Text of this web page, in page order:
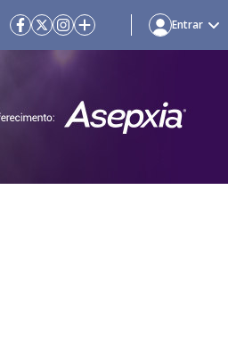
Entrar